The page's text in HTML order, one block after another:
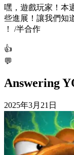
嘿，遊戲玩家！本
些進展！讓我們知
！ /半合作
👍
💬
Answering
2025年3月21日